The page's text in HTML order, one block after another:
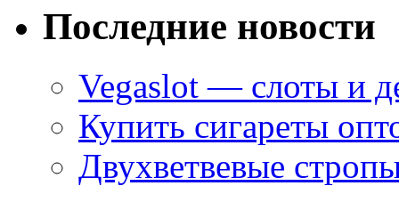
Последние новости
Vegaslot — слоты и
Купить сигареты
Двухветвевые